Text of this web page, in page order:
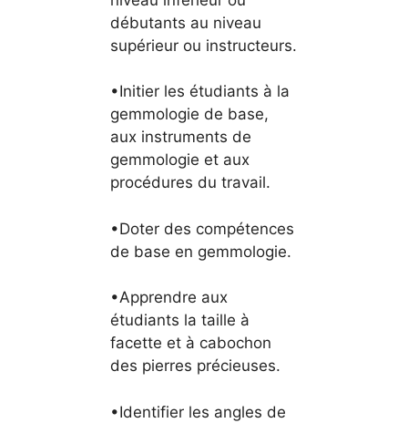
débutants au niveau
supérieur ou instructeurs.
•Initier les étudiants à la
gemmologie de base,
aux instruments de
gemmologie et aux
procédures du travail.
•Doter des compétences
de base en gemmologie.
•Apprendre aux
étudiants la taille à
facette et à cabochon
des pierres précieuses.
•Identifier les angles de